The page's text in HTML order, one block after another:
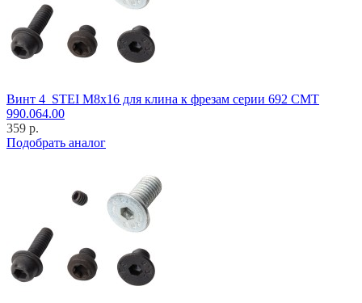
Винт 4_STEI M8x16 для клина к фрезам серии 692 CMT
990.064.00
359 р.
Подобрать аналог